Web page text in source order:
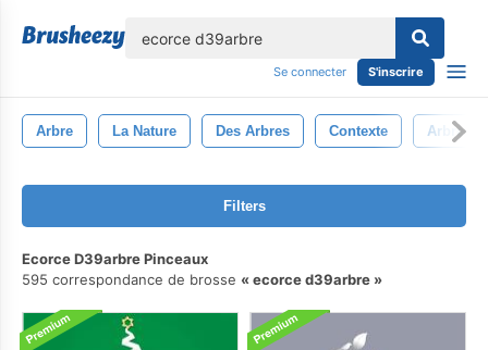
Se connecter S'inscrire
Arbre La Nature Des Arbres Contexte Arbre
Filters
Ecorce D39arbre Pinceaux
595 correspondance de brosse
ecorce d39arbre